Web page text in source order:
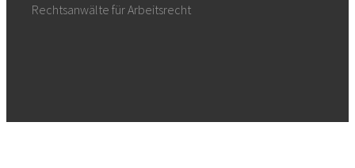
Rechtsanwälte für Arbeitsrecht